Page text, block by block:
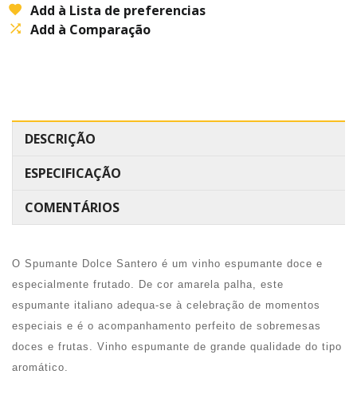
Add à Lista de preferencias
Add à Comparação
DESCRIÇÃO
ESPECIFICAÇÃO
COMENTÁRIOS
O Spumante Dolce Santero é um vinho espumante doce e
especialmente frutado. De cor amarela palha, este
espumante italiano adequa-se à celebração de momentos
especiais e é o acompanhamento perfeito de sobremesas
doces e frutas. Vinho espumante de grande qualidade do tipo
aromático.